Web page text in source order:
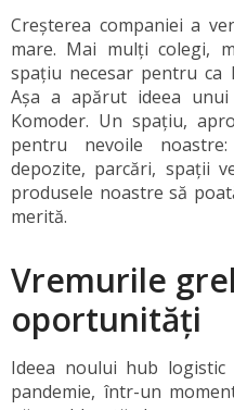
Creșterea companiei a
mare. Mai mulți colegi,
spațiu necesar pentru ca
Așa a apărut ideea unui
Komoder. Un spațiu,
pentru nevoile
depozite, parcări, spații
produsele noastre să
merită.
Vremurile
oportunități
Ideea noului hub
pandemie, într-un